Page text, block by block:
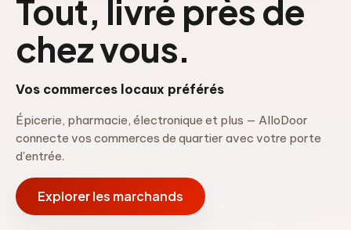
Tout, livré près de
chez vous.
Vos commerces locaux préférés
Épicerie, pharmacie, électronique et plus — AlloDoor
connecte vos commerces de quartier avec votre porte
d'entrée.
Explorer les marchands